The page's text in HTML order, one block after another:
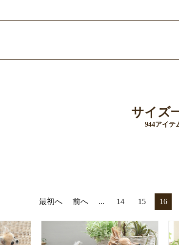
サイズ
944アイテ
最初へ 前へ ... 14 15 16